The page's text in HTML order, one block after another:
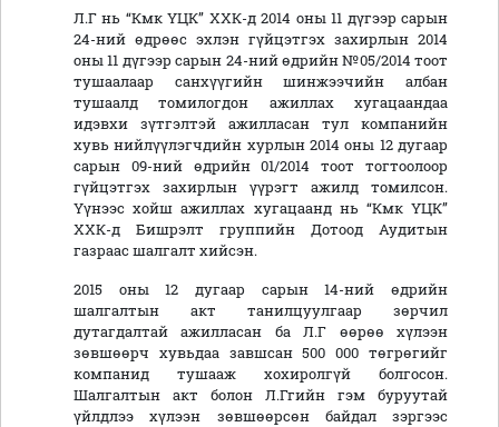
Л.Г нь “Кмк ҮЦК” ХХК-д 2014 оны 11 дүгээр сарын
24-ний өдрөөс эхлэн гүйцэтгэх захирлын 2014
оны 11 дүгээр сарын 24-ний өдрийн №05/2014 тоот
тушаалаар санхүүгийн шинжээчийн албан
тушаалд томилогдон ажиллах хугацаандаа
идэвхи зүтгэлтэй ажилласан тул компанийн
хувь нийлүүлэгчдийн хурлын 2014 оны 12 дугаар
сарын 09-ний өдрийн 01/2014 тоот тогтоолоор
гүйцэтгэх захирлын үүрэгт ажилд томилсон.
Үүнээс хойш ажиллах хугацаанд нь “Кмк ҮЦК”
ХХК-д Бишрэлт группийн Дотоод Аудитын
газраас шалгалт хийсэн.
2015 оны 12 дугаар сарын 14-ний өдрийн
шалгалтын акт танилцуулгаар зөрчил
дутагдалтай ажилласан ба Л.Г өөрөө хүлээн
зөвшөөрч хувьдаа завшсан 500 000 төгрөгийг
компанид тушааж хохиролгүй болгосон.
Шалгалтын акт болон Л.Ггийн гэм буруутай
үйлдлээ хүлээн зөвшөөрсөн байдал зэргээс